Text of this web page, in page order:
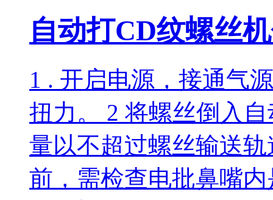
自动打CD纹螺丝
1 . 开启电源，接通气
扭力。 2 将螺丝倒入
量以不超过螺丝输送
前，需检查电批鼻嘴